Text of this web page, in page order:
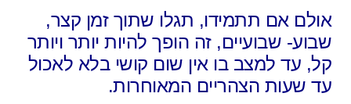
אולם אם תתמידו, תגלו שתוך זמן קצר,
שבוע- שבועיים, זה הופך להיות יותר ויותר
קל, עד למצב בו אין שום קושי בלא לאכול
עד שעות הצהריים המאוחרות.